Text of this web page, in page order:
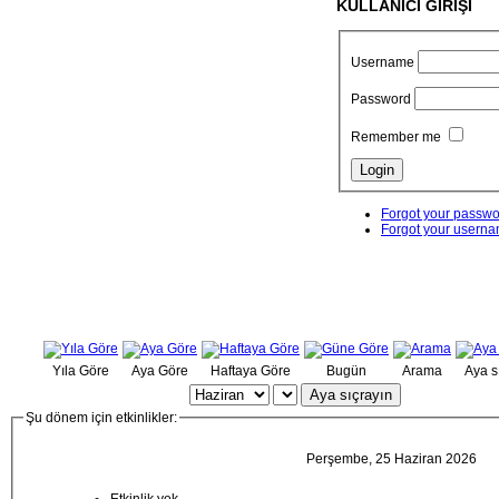
KULLANICI GİRİŞİ
Username
Password
Remember me
Forgot your
Forgot your
Yıla Göre Aya Göre Haftaya Göre Bugün Arama Aya
Aya sıçrayın
Şu dönem için etkinlikler:
Perşembe, 25 Haziran 2026